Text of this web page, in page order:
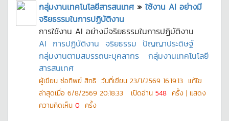
กลุ่มงานเทคโนโลยีสารสนเทศ » ใช้งาน AI อย่างมี
จริยธรรมในการปฏิบัติงาน
การใช้งาน AI อย่างมีจริยธรรมในการปฏิบัติงาน
AI การปฏิบัติงาน จริยธรรม ปัญญาประดิษฐ์
กลุ่มงานตามสมรรถนะบุคลากร
กลุ่มงานเทคโนโลยี
สารสนเทศ
ผู้เขียน ช่อทิพย์ สิทธิ วันที่เขียน 23/1/2569 16:19:13 แก้ไข
ล่าสุดเมื่อ 6/8/2569 20:18:33 เปิดอ่าน 548 ครั้ง | แสดง
ความคิดเห็น 0 ครั้ง